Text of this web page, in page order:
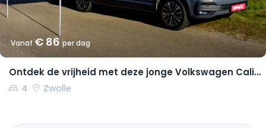
Vanaf€ 86per dag
Ontdek de vrijheid met deze jonge Volkswagen California Coast
4
Zwolle